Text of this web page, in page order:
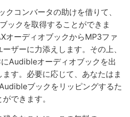
コンバータの助けを借りて、
ックを取得することができま
オーディオブックからMP3ファ
ザーに力添えします。その上、
Audibleオーディオブックを出
す。必要に応じて、あなたはま
ブックをリッピングするた
できます。